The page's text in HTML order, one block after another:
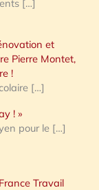
[…]
et
Pierre Montet,
!
[…]
! »
pour le […]
Travail